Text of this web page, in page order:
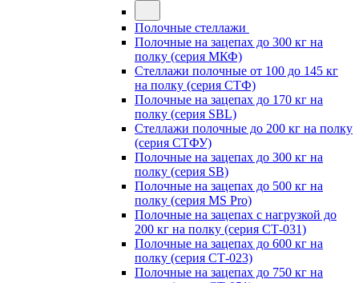
Полочные стеллажи
Полочные на зацепах до 300 кг на
полку (серия МКФ)
Стеллажи полочные от 100 до 145 кг
на полку (серия СТФ)
Полочные на зацепах до 170 кг на
полку (серия SBL)
Стеллажи полочные до 200 кг на полку
(серия СТФУ)
Полочные на зацепах до 300 кг на
полку (серия SB)
Полочные на зацепах до 500 кг на
полку (серия MS Pro)
Полочные на зацепах с нагрузкой до
200 кг на полку (серия СТ-031)
Полочные на зацепах до 600 кг на
полку (серия СТ-023)
Полочные на зацепах до 750 кг на